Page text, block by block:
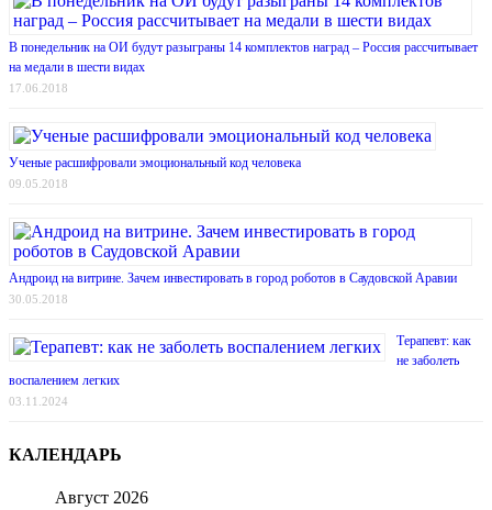
В понедельник на ОИ будут разыграны 14 комплектов наград – Россия рассчитывает
на медали в шести видах
17.06.2018
Ученые расшифровали эмоциональный код человека
09.05.2018
Андроид на витрине. Зачем инвестировать в город роботов в Саудовской Аравии
30.05.2018
Терапевт: как
не заболеть
воспалением легких
03.11.2024
КАЛЕНДАРЬ
Август 2026